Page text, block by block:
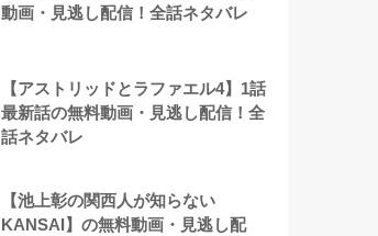
動画・見逃し配信！全話ネタバレ
【アストリッドとラファエル4】1話
最新話の無料動画・見逃し配信！全
話ネタバレ
【池上彰の関西人が知らない
KANSAI】の無料動画・見逃し配